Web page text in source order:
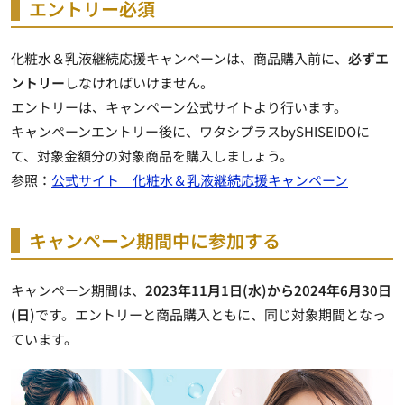
エントリー必須
化粧水＆乳液継続応援キャンペーンは、商品購入前に、 必ずエ
ントリーしなければいけません。
エントリーは、キャンペーン公式サイトより行います。
キャンペーンエントリー後に、ワタシプラスbySHISEIDOに
て、対象金額分の対象商品を購入しましょう。
参照： 公式サイト 化粧水＆乳液継続応援キャンペーン
キャンペーン期間中に参加する
キャンペーン期間は、 2023年11月1日(水)から2024年6月30日
(日)です。エントリーと商品購入ともに、同じ対象期間となっ
ています。